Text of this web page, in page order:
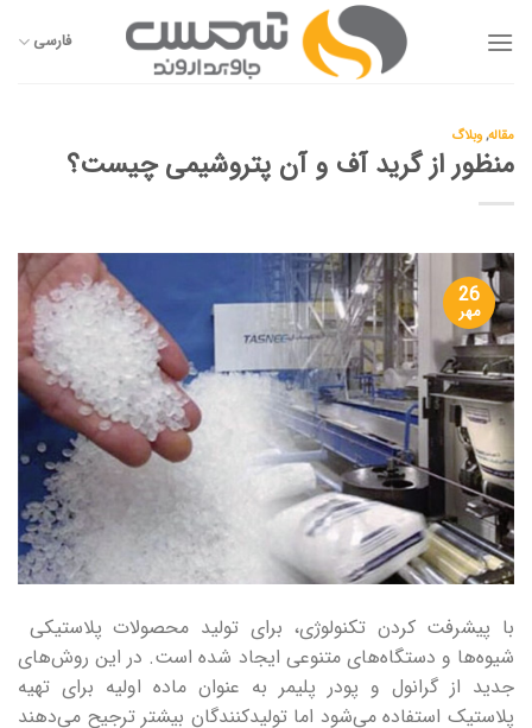
فارسی
مقاله,وبلاگ
منظور از گرید آف و آن پتروشیمی چیست؟
26
مهر
با پیشرفت کردن تکنولوژی، برای تولید محصولات پلاستیکی
شیوه‌‌ها و دستگاه‌های متنوعی ایجاد شده است. در این روش‌های
جدید از گرانول و پودر پلیمر به عنوان ماده اولیه برای تهیه
پلاستیک استفاده می‌شود اما تولیدکنندگان بیشتر ترجیح می‌دهند